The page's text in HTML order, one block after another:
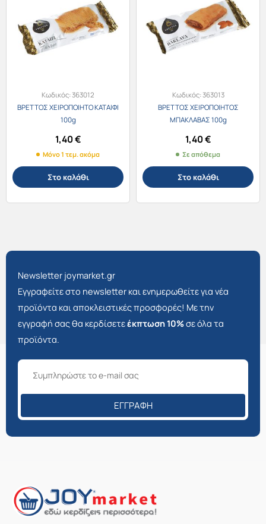
Κωδικός:363012
ΒΡΕΤΤΟΣ ΧΕΙΡΟΠΟΙΗΤΟ ΚΑΤΑΙΦΙ
100g
1,40€
Μόνο 1 τεμ. ακόμα
Στο καλάθι
Κωδικός:363013
ΒΡΕΤΤΟΣ ΧΕΙΡΟΠΟΙΗΤΟΣ
ΜΠΑΚΛΑΒΑΣ 100g
1,40€
Σε απόθεμα
Στο καλάθι
Newsletter joymarket.gr
Εγγραφείτε στο newsletter και ενημερωθείτε για νέα
προϊόντα και αποκλειστικές προσφορές! Με την
εγγραφή σας θα κερδίσετεέκπτωση 10%σε όλα τα
προϊόντα.
ΕΓΓΡΑΦΉ